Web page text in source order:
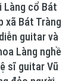
Làng cổ Bát
xã Bát Tràng
guitar và
Làng nghề
sĩ guitar Vũ